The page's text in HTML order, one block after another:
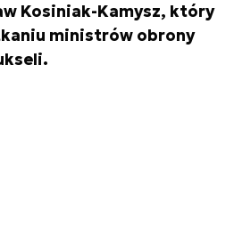
Kosiniak-Kamysz, który
ministrów obrony